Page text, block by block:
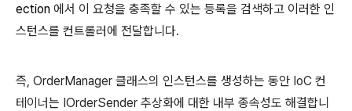
ection 에서 이 요청을 충족할 수 있는 등록을 검색하고 이러한 인
스턴스를 컨트롤러에 전달합니다.
즉, OrderManager 클래스의 인스턴스를 생성하는 동안 IoC 컨
테이너는 IOrderSender 추상화에 대한 내부 종속성도 해결합니